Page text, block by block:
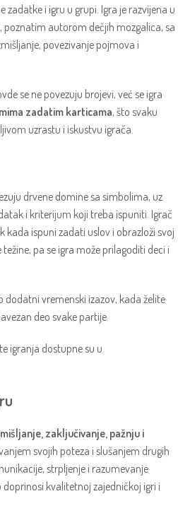
i igru u grupi. Igra je razvijena u
, poznatim autorom dečjih mozgalica, sa
povezivanje pojmova i
se ne povezuju brojevi, već se igra
zadatim karticama, što svaku
uzrastu i iskustvu igrača.
drvene domine sa simbolima, uz
i kriterijum koji treba ispuniti. Igrač
kada ispuni zadati uslov i obrazloži svoj
pa se igra može prilagoditi deci i
dodatni vremenski izazov, kada želite
deo svake partije.
igranja dostupne su u
zaključivanje, pažnju i
svojih poteza i slušanjem drugih
strpljenje i razumevanje
kvalitetnoj zajedničkoj igri i